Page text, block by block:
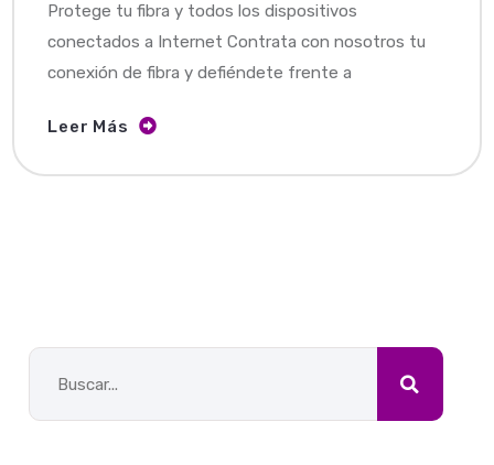
Protege tu fibra y todos los dispositivos
conectados a Internet Contrata con nosotros tu
conexión de fibra y defiéndete frente a
Leer Más